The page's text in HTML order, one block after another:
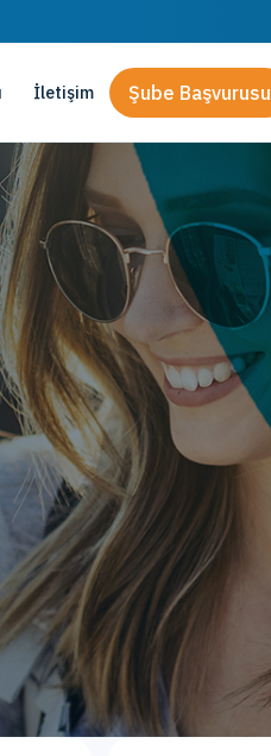
İletişim Şube Başvurusu